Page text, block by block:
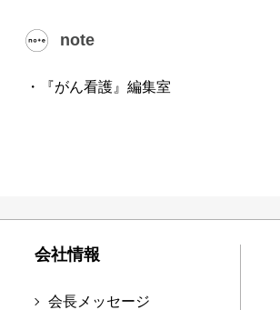
note
・『がん看護』編集室
会社情報
会長メッセージ